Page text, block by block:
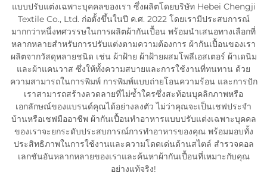
แบบปรับแต่งเฉพาะบุคคลของเรา ซึ่งผลิตโดยบริษัท Hebei Chengji
Textile Co., Ltd. ก่อตั้งขึ้นในปี ค.ศ. 2022 โดยเรามีประสบการณ์
มากกว่าหนึ่งทศวรรษในการผลิตผ้ากันเปื้อน พร้อมนำเสนอทางเลือกที่
หลากหลายสำหรับการปรับแต่งตามความต้องการ ผ้ากันเปื้อนของเรา
ผลิตจากวัสดุหลายชนิด เช่น ผ้าฝ้าย ผ้าฝ้ายผสมโพลีเอสเตอร์ ผ้าเดนิม
และผ้าแคนวาส ซึ่งให้ทั้งความสบายและการใช้งานที่ทนทาน ด้วย
ความสามารถในการพิมพ์ การพิมพ์แบบถ่ายโอนความร้อน และการปัก
เราสามารถสร้างลวดลายที่ไม่ซ้ำใครซึ่งสะท้อนบุคลิกภาพหรือ
เอกลักษณ์ของแบรนด์คุณได้อย่างลงตัว ไม่ว่าคุณจะเป็นเชฟประจำ
บ้านหรือเชฟมืออาชีพ ผ้ากันเปื้อนทำอาหารแบบปรับแต่งเฉพาะบุคคล
ของเราจะยกระดับประสบการณ์การทำอาหารของคุณ พร้อมมอบทั้ง
ประสิทธิภาพในการใช้งานและความโดดเด่นด้านสไตล์ สำรวจคอล
เลกชันอันหลากหลายของเราและค้นหาผ้ากันเปื้อนที่เหมาะกับคุณ
อย่างแท้จริง!